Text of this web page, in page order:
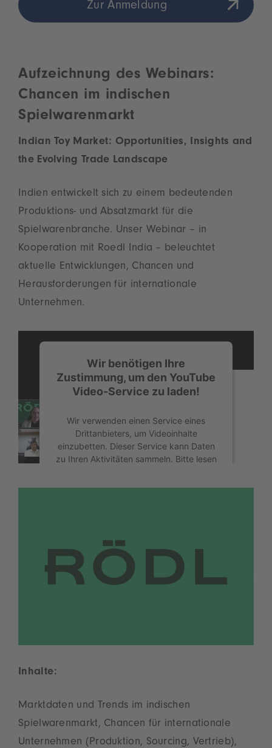
Zur Anmeldung
Aufzeichnung des Webinars:
Chancen im indischen
Spielwarenmarkt
Indian Toy Market: Opportunities, Insights and
the Evolving Trade Landscape
Indien entwickelt sich zu einem bedeutenden
Produktions- und Absatzmarkt für die
Spielwarenbranche. Unser Webinar – in
Kooperation mit Roedl India – beleuchtet
aktuelle Entwicklungen, Chancen und
Herausforderungen für internationale
Unternehmen.
Wir benötigen Ihre
Zustimmung, um den YouTube
Video-Service zu laden!
Wir verwenden einen Service eines
Drittanbieters, um Videoinhalte
einzubetten. Dieser Service kann Daten
zu Ihren Aktivitäten sammeln. Bitte lesen
Akzeptieren
powered by
Usercentrics Consent
Inhalte:
Marktdaten und Trends im indischen
Spielwarenmarkt, Chancen für internationale
Unternehmen (Produktion, Sourcing, Vertrieb),